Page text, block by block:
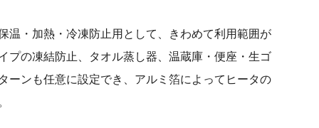
温・加熱・冷凍防止用として、きわめて利用範囲が
プの凍結防止、タオル蒸し器、温蔵庫・便座・生ゴ
ーンも任意に設定でき、アルミ箔によってヒータの